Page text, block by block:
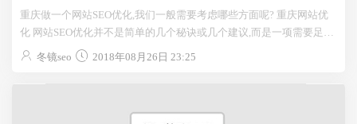
重庆做一个网站SEO优化,我们一般需要考虑哪些方面呢? 重庆网站优
化 网站SEO优化并不是简单的几个秘诀或几个建议,而是一项需要足够
耐心...
冬镜seo 2018年08月26日 23:25